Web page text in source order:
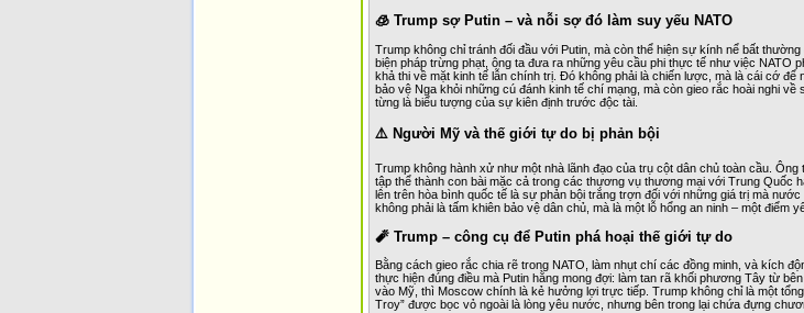
🧊 Trump sợ Putin – và nỗi sợ đó làm suy yếu NATO
Trump không chỉ tránh đối đầu với Putin, mà còn thể hiện sự kính nể bất
biện pháp trừng phạt, ông ta đưa ra những yêu cầu phi thực tế như việc NATO
khả thi về mặt kinh tế lẫn chính trị. Đó không phải là chiến lược, mà là cái cớ
bảo vệ Nga khỏi những cú đánh kinh tế chí mạng, mà còn gieo rắc hoài nghi
từng là biểu tượng của sự kiên định trước độc tài.
⚠️ Người Mỹ và thế giới tự do bị phản bội
Trump không hành xử như một nhà lãnh đạo của trụ cột dân chủ toàn cầu.
tập thể thành con bài mặc cả trong các thương vụ thương mại với Trung Quốc
lên trên hòa bình quốc tế là sự phản bội trắng trợn đối với những giá trị mà
không phải là tấm khiên bảo vệ dân chủ, mà là một lỗ hổng an ninh – một điểm
🧨 Trump – công cụ để Putin phá hoại thế giới tự do
Bằng cách gieo rắc chia rẽ trong NATO, làm nhụt chí các đồng minh, và kích
thực hiện đúng điều mà Putin hằng mong đợi: làm tan rã khối phương Tây từ
vào Mỹ, thì Moscow chính là kẻ hưởng lợi trực tiếp. Trump không chỉ là một
Troy” được bọc vỏ ngoài là lòng yêu nước, nhưng bên trong lại chứa đựng